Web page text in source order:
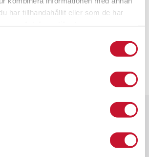
har tillhandahållit eller som de har